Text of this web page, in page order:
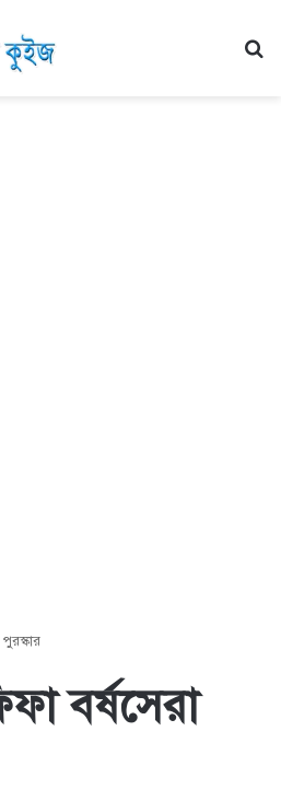
বর্ষসেরা